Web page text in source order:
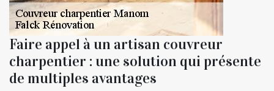
Faire appel à un artisan couvreur
charpentier : une solution qui présente
de multiples avantages